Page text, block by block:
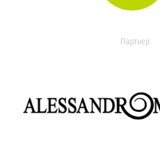
Партнер